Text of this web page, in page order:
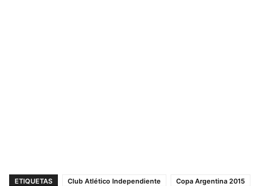
ETIQUETAS Club Atlético Independiente
Copa Argentina 2015